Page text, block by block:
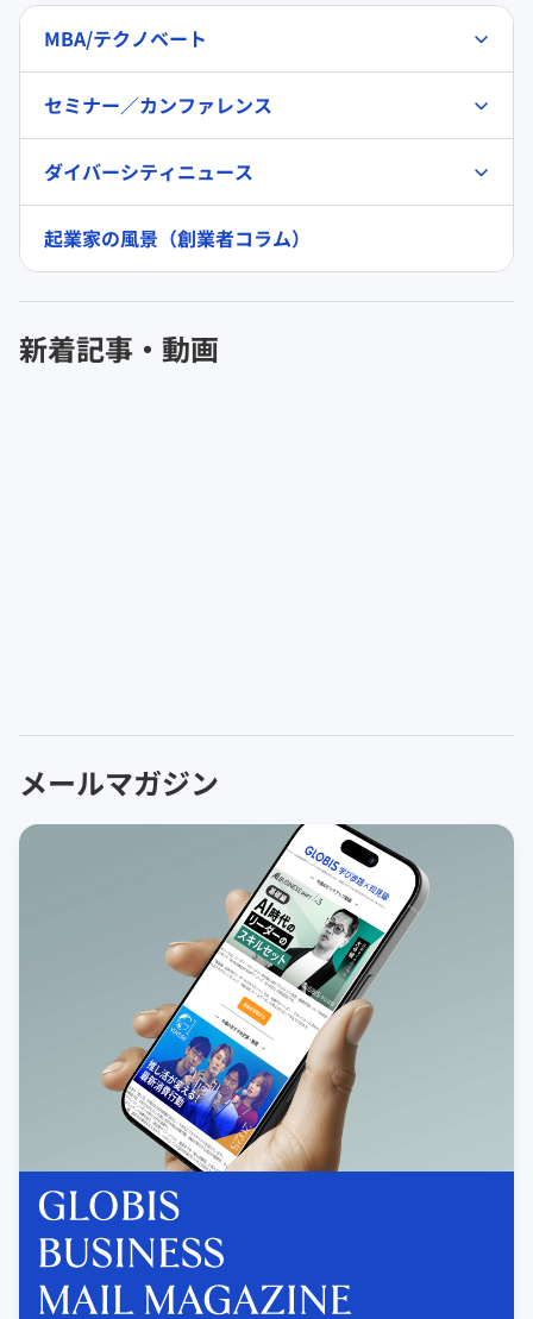
MBA/テクノベート
セミナー／カンファレンス
ダイバーシティニュース
起業家の風景（創業者コラム）
新着記事・動画
メールマガジン